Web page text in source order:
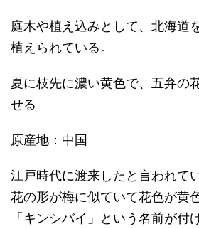
庭木や植え込みとして、北海道
植えられている。
夏に枝先に濃い黄色で、五弁の
せる
原産地：中国
江戸時代に渡来したと言われて
花の形が梅に似ていて花色が黄
「キンシバイ」という名前が付